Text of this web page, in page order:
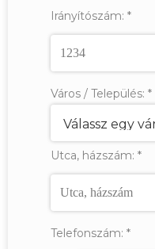
Irányítószám: *
Város / Település: *
Utca, házszám: *
Telefonszám: *